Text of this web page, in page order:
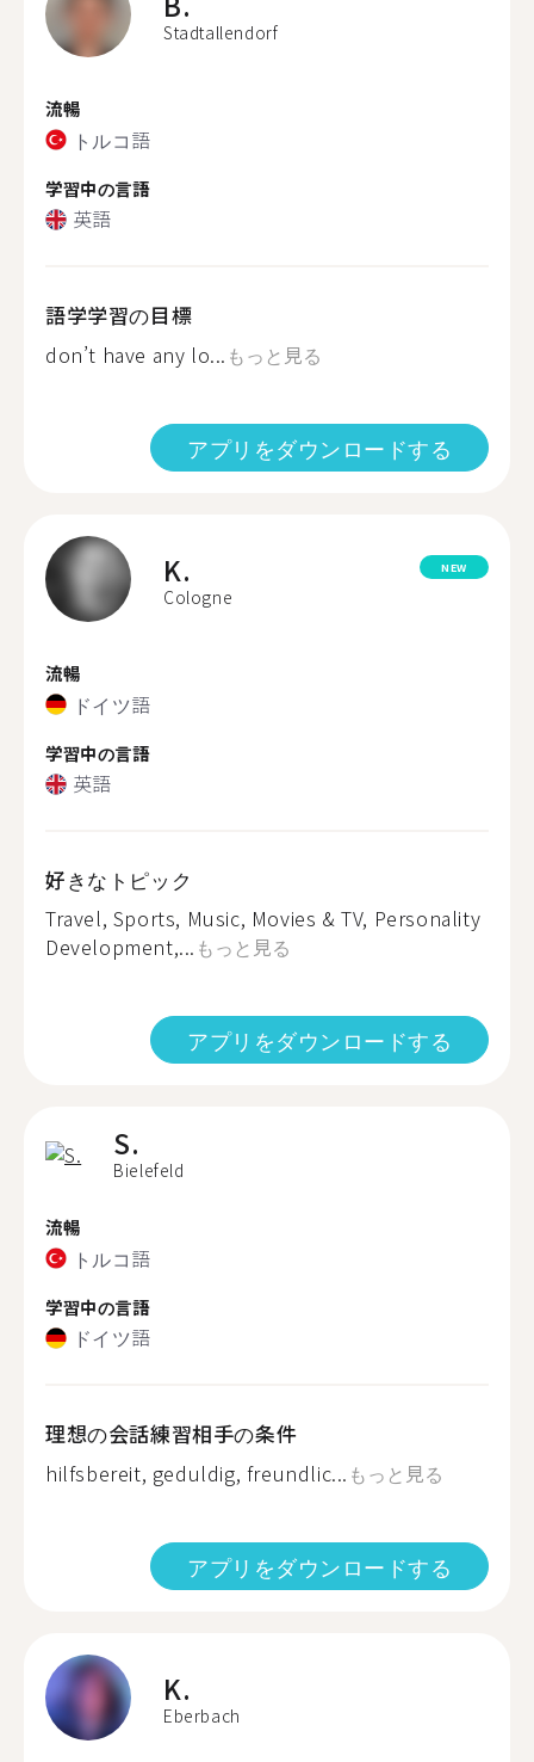
Stadtallendorf
流暢
トルコ語
学習中の言語
英語
語学学習の目標
don’t have any lo... もっと見る
アプリをダウンロードする
K.
Cologne
NEW
流暢
ドイツ語
学習中の言語
英語
好きなトピック
Travel, Sports, Music, Movies & TV, Personality
Development,... もっと見る
アプリをダウンロードする
S.
Bielefeld
流暢
トルコ語
学習中の言語
ドイツ語
理想の会話練習相手の条件
hilfsbereit, geduldig, freundlic... もっと見る
アプリをダウンロードする
K.
Eberbach